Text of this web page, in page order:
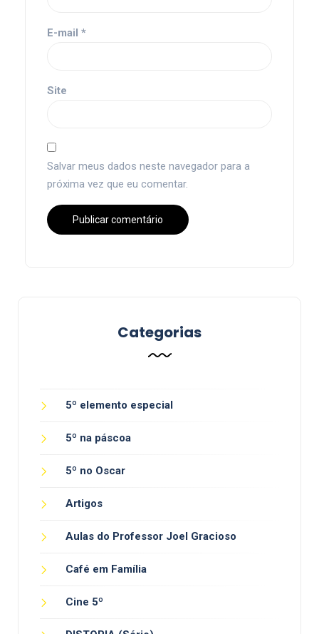
E-mail *
Site
Salvar meus dados neste navegador para a
próxima vez que eu comentar.
Categorias
5º elemento especial
5º na páscoa
5º no Oscar
Artigos
Aulas do Professor Joel Gracioso
Café em Família
Cine 5º